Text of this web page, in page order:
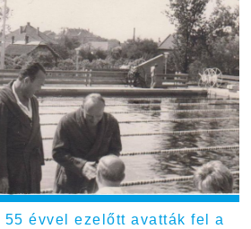
55 évvel ezelőtt avatták fel a